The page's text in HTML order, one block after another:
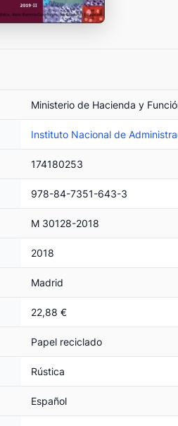
Ministerio de Hacienda y
Instituto Nacional de
174180253
978-84-7351-643-3
M 30128-2018
2018
Madrid
22,88 €
Papel reciclado
Rústica
Español